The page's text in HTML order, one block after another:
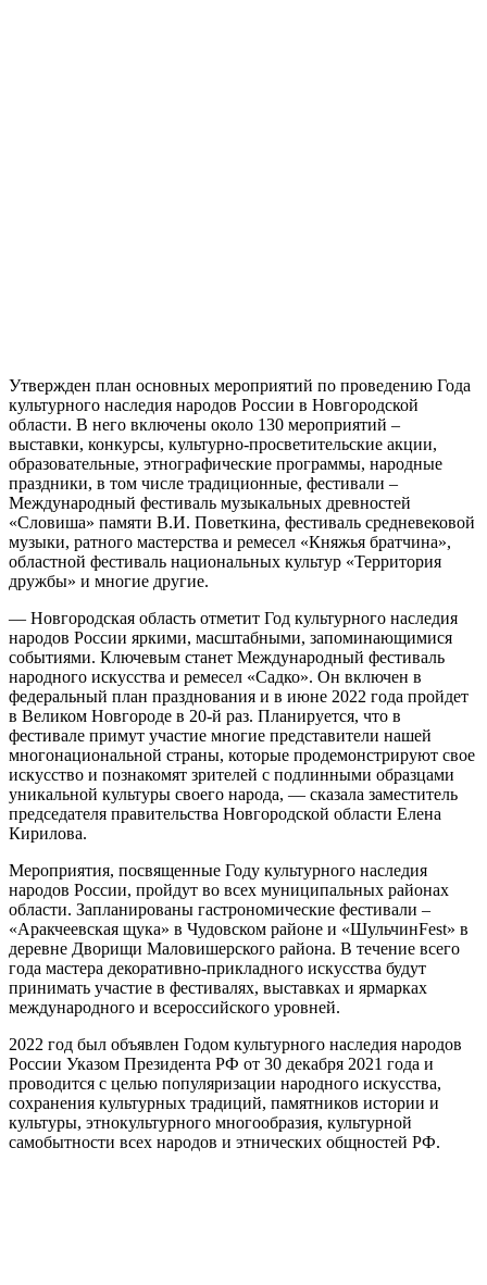
Утвержден план основных мероприятий по проведению Года
культурного наследия народов России в Новгородской
области. В него включены около 130 мероприятий –
выставки, конкурсы, культурно-просветительские акции,
образовательные, этнографические программы, народные
праздники, в том числе традиционные, фестивали –
Международный фестиваль музыкальных древностей
«Словиша» памяти В.И. Поветкина, фестиваль средневековой
музыки, ратного мастерства и ремесел «Княжья братчина»,
областной фестиваль национальных культур «Территория
дружбы» и многие другие.
— Новгородская область отметит Год культурного наследия
народов России яркими, масштабными, запоминающимися
событиями. Ключевым станет Международный фестиваль
народного искусства и ремесел «Садко». Он включен в
федеральный план празднования и в июне 2022 года пройдет
в Великом Новгороде в 20-й раз. Планируется, что в
фестивале примут участие многие представители нашей
многонациональной страны, которые продемонстрируют свое
искусство и познакомят зрителей с подлинными образцами
уникальной культуры своего народа, — сказала заместитель
председателя правительства Новгородской области Елена
Кирилова.
Мероприятия, посвященные Году культурного наследия
народов России, пройдут во всех муниципальных районах
области. Запланированы гастрономические фестивали –
«Аракчеевская щука» в Чудовском районе и «ШульчинFest» в
деревне Дворищи Маловишерского района. В течение всего
года мастера декоративно-прикладного искусства будут
принимать участие в фестивалях, выставках и ярмарках
международного и всероссийского уровней.
2022 год был объявлен Годом культурного наследия народов
России Указом Президента РФ от 30 декабря 2021 года и
проводится с целью популяризации народного искусства,
сохранения культурных традиций, памятников истории и
культуры, этнокультурного многообразия, культурной
самобытности всех народов и этнических общностей РФ.